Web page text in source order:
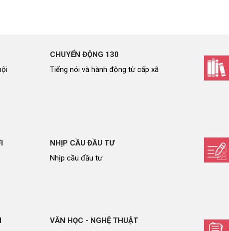
CHUYỂN ĐỘNG 130
Tiếng nói và hành động từ cấp xã
NHỊP CẦU ĐẦU TƯ
Nhịp cầu đầu tư
VĂN HỌC - NGHỆ THUẬT